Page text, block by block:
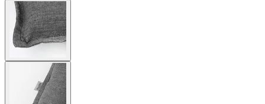
View
larger
image